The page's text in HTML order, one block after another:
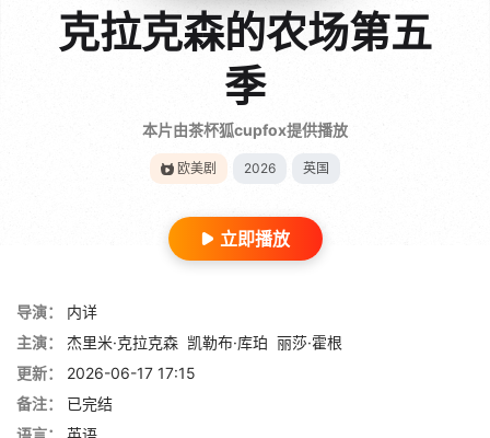
克拉克森的农场第五
季
本片由茶杯狐cupfox提供播放
欧美剧 2026 英国
立即播放
导演：
内详
主演：
杰里米·克拉克森 凯勒布·库珀 丽莎·霍根
更新：
2026-06-17 17:15
备注：
已完结
语言：
英语